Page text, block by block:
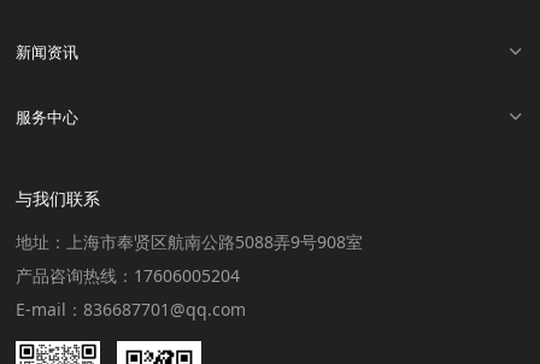
新闻资讯
服务中心
与我们联系
地址：上海市奉贤区航南公路5088弄9号908室
产品咨询热线：17606005204
E-mail：836687701@qq.com